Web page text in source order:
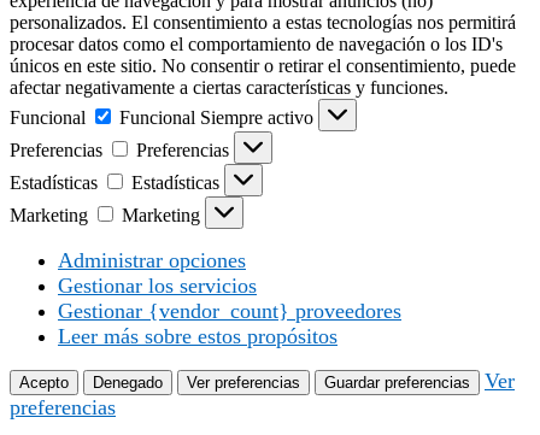
personalizados. El consentimiento a estas tecnologías nos permitirá
procesar datos como el comportamiento de navegación o los ID's
únicos en este sitio. No consentir o retirar el consentimiento, puede
afectar negativamente a ciertas características y funciones.
Funcional
Funcional Siempre activo
Preferencias
Preferencias
Estadísticas
Estadísticas
Marketing
Marketing
Administrar opciones
Gestionar los servicios
Gestionar {vendor_count} proveedores
Leer más sobre estos propósitos
Acepto Denegado Ver preferencias Guardar preferencias
Ver
preferencias